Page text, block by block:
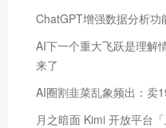
ChatGPT增强数据分析
AI下一个重大飞跃是理解
来了
AI圈割韭菜乱象频出：卖
月之暗面 Kimi 开放平台